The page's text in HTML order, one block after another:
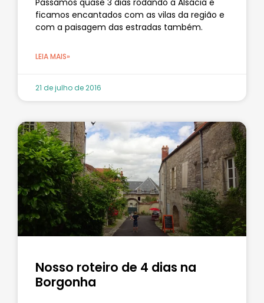
ficamos encantados com as vilas da região e
com a paisagem das estradas também.
LEIA MAIS»
21 de julho de 2016
Nosso roteiro de 4 dias na
Borgonha